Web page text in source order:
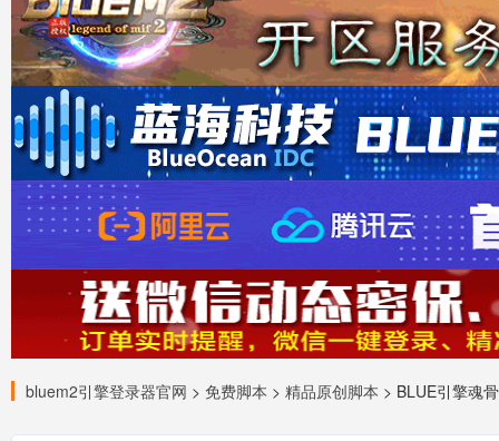
bluem2引擎登录器官网 > 免费脚本 > 精品原创脚本 > BLUE引擎魂